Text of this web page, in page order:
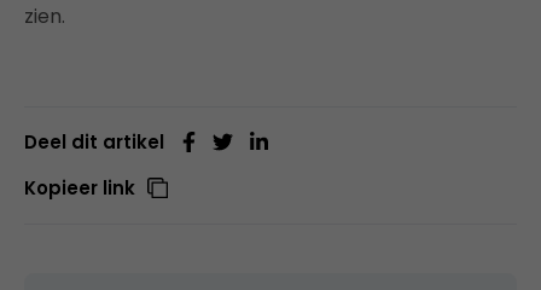
zien.
Deel dit artikel
Kopieer link